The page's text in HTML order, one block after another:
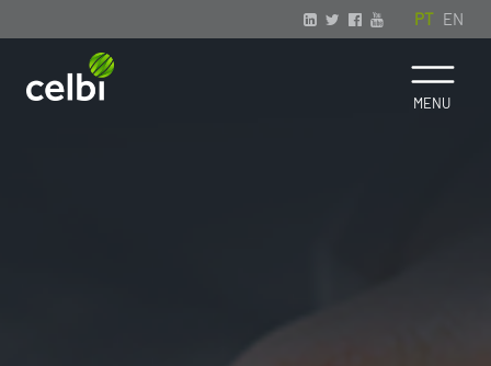
PT EN